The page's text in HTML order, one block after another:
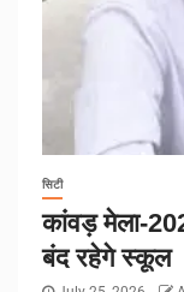
सिटी
कांवड़ मेला-
बंद रहेगे स्कूल